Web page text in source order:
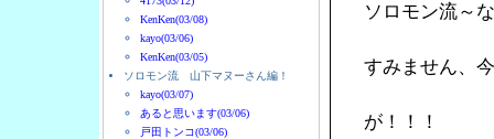
KenKen(03/08)
kayo(03/06)
KenKen(03/05)
ソロモン流 山下マヌーさん編！
kayo(03/07)
あると思います(03/06)
戸田トンコ(03/06)
ソロモン流～
すみません、
が！！！